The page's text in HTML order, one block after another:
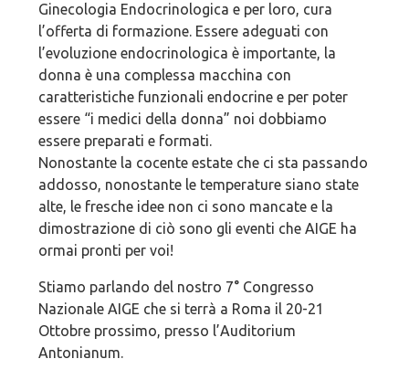
Ginecologia Endocrinologica e per loro, cura
l’offerta di formazione. Essere adeguati con
l’evoluzione endocrinologica è importante, la
donna è una complessa macchina con
caratteristiche funzionali endocrine e per poter
essere “i medici della donna” noi dobbiamo
essere preparati e formati.
Nonostante la cocente estate che ci sta passando
addosso, nonostante le temperature siano state
alte, le fresche idee non ci sono mancate e la
dimostrazione di ciò sono gli eventi che AIGE ha
ormai pronti per voi!
Stiamo parlando del nostro 7° Congresso
Nazionale AIGE che si terrà a Roma il 20-21
Ottobre prossimo, presso l’Auditorium
Antonianum.